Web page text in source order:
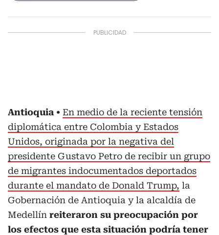
Antioquia
En medio de la reciente tensión
diplomática entre Colombia y Estados
Unidos, originada por la negativa del
presidente Gustavo Petro de recibir un grupo
de migrantes indocumentados deportados
durante el mandato de Donald Trump, la
Gobernación de Antioquia y la alcaldía de
Medellín reiteraron su preocupación por
los efectos que esta situación podría tener